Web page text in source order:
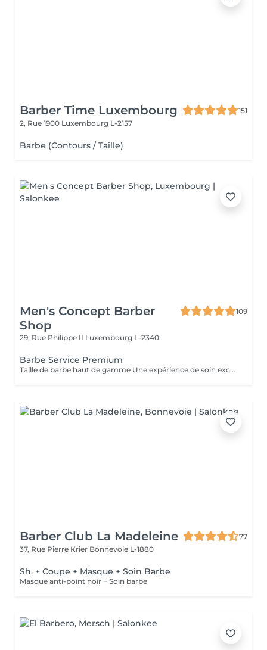
Barber Time Luxembourg
151
2, Rue 1900 Luxembourg L-2157
Barbe (Contours / Taille)
Men's Concept Barber
Shop
109
29, Rue Philippe II Luxembourg L-2340
Barbe Service Premium
Taille de barbe haut de gamme Une expérience de soin exceptionnelle. Ce soin comprend la mise en forme et le contour de la barbe, l'application d'une serviette chaude pour un confort optimal, un massage facial relaxant et une finition avec des produits de qualité supérieure, pour un résultat impeccable et un moment de pur bien-être.
Barber Club La Madeleine
77
37, Rue Pierre Krier Bonnevoie L-1880
Sh. + Coupe + Masque + Soin Barbe
Masque anti-point noir + Soin barbe